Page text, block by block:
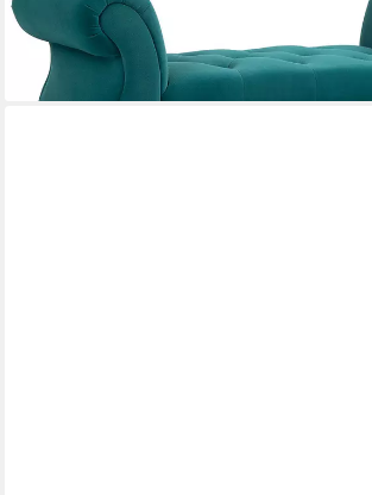
215,99 €
lieferbar - in 6-8 Werktagen bei dir